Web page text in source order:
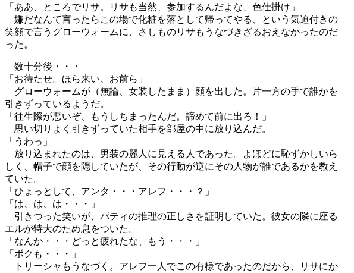
「ああ、ところでリサ。リサも当然、参加するんだよな、色仕掛け」
嫌だなんて言ったらこの場で化粧を落として帰ってやる、という気迫付きの
笑顔で言うグローウォームに、さしものリサもうなづきざるおえなかったのだ
った。
数十分後・・・
「お待たせ。ほら来い、お前ら」
グローウォームが（無論、女装したまま）顔を出した。片一方の手で誰かを
引きずっているようだ。
「往生際が悪いぞ、もうしちまったんだ。諦めて前に出ろ！」
思い切りよく引きずっていた相手を部屋の中に放り込んだ。
「うわっ」
放り込まれたのは、男装の麗人に見える人であった。よほどに恥ずかしいら
しく、帽子で顔を隠していたが、その行動が逆にその人物が誰であるかを教え
ていた。
「ひょっとして、アンタ・・・アレフ・・・？」
「は、は、は・・・」
引きつった笑いが、パティの推理の正しさを証明していた。彼女の隣に座る
エルが特大のため息をついた。
「なんか・・・どっと疲れたな、もう・・・」
「ボクも・・・」
トリーシャもうなづく。アレフ一人でこの有様であったのだから、リサにか